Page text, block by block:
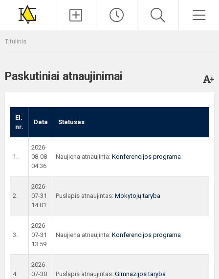
Titulinis
Paskutiniai atnaujinimai
El.
nr.
Data Statusas
1.
2026-
08-08
04:36
Naujiena atnaujinta: Konferencijos programa
2.
2026-
07-31
14:01
Puslapis atnaujintas: Mokytojų taryba
3.
2026-
07-31
13:59
Naujiena atnaujinta: Konferencijos programa
4.
2026-
07-30
Puslapis atnaujintas: Gimnazijos taryba